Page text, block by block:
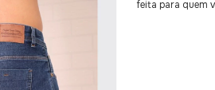
feita para quem